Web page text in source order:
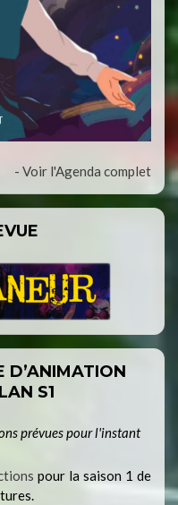
- Voir l'Agenda complet
D’ANIMATION
S1
prévues pour l'instant
pour la saison 1 de